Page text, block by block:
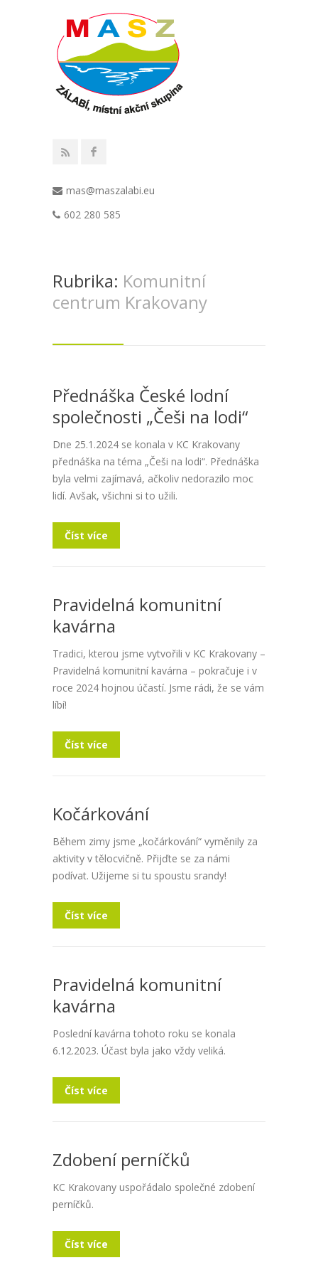
mas@maszalabi.eu
602 280 585
Rubrika: Komunitní
centrum Krakovany
Přednáška České lodní
společnosti „Češi na lodi“
Dne 25.1.2024 se konala v KC Krakovany
přednáška na téma „Češi na lodi“. Přednáška
byla velmi zajímavá, ačkoliv nedorazilo moc
lidí. Avšak, všichni si to užili.
Číst více
Pravidelná komunitní
kavárna
Tradici, kterou jsme vytvořili v KC Krakovany –
Pravidelná komunitní kavárna – pokračuje i v
roce 2024 hojnou účastí. Jsme rádi, že se vám
líbí!
Číst více
Kočárkování
Během zimy jsme „kočárkování“ vyměnily za
aktivity v tělocvičně. Přijďte se za námi
podívat. Užijeme si tu spoustu srandy!
Číst více
Pravidelná komunitní
kavárna
Poslední kavárna tohoto roku se konala
6.12.2023. Účast byla jako vždy veliká.
Číst více
Zdobení perníčků
KC Krakovany uspořádalo společné zdobení
perníčků.
Číst více